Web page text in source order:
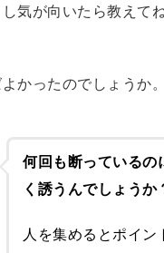
気が向いたら教えて
かったのでしょうか。
何回も断っているの
く誘うんでしょうか
人を集めるとポイン